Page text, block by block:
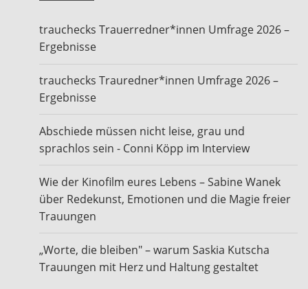
trauchecks Trauerredner*innen Umfrage 2026 –
Ergebnisse
trauchecks Trauredner*innen Umfrage 2026 –
Ergebnisse
Abschiede müssen nicht leise, grau und
sprachlos sein - Conni Köpp im Interview
Wie der Kinofilm eures Lebens – Sabine Wanek
über Redekunst, Emotionen und die Magie freier
Trauungen
„Worte, die bleiben" – warum Saskia Kutscha
Trauungen mit Herz und Haltung gestaltet